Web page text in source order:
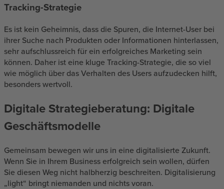
Tracking-Strategie
Es ist kein Geheimnis, dass die Spuren, die Internet-User bei
ihrer Suche nach Produkten oder Informationen hinterlassen,
sehr aufschlussreich für ein erfolgreiches Marketing sein
können. Daher ist eine kluge Tracking-Strategie, die so viel
wie möglich über das Verhalten des Users aufzudecken hilft,
besonders wertvoll.
Digitale Strategieberatung: Digitale
Geschäftsmodelle
Gemeinsam bewegen wir uns in eine digitalisierte Zukunft.
Wenn Sie in Ihrem Business erfolgreich sein wollen, dürfen
Sie diesen Weg nicht halbherzig beschreiten. Digitalisierung
„light“ bringt niemanden und nichts voran.